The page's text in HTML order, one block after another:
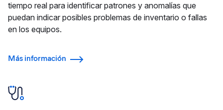
tiempo real para identificar patrones y anomalías que
puedan indicar posibles problemas de inventario o fallas
en los equipos.
Más información